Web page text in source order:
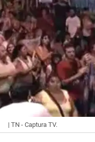
| TN - Captura TV.